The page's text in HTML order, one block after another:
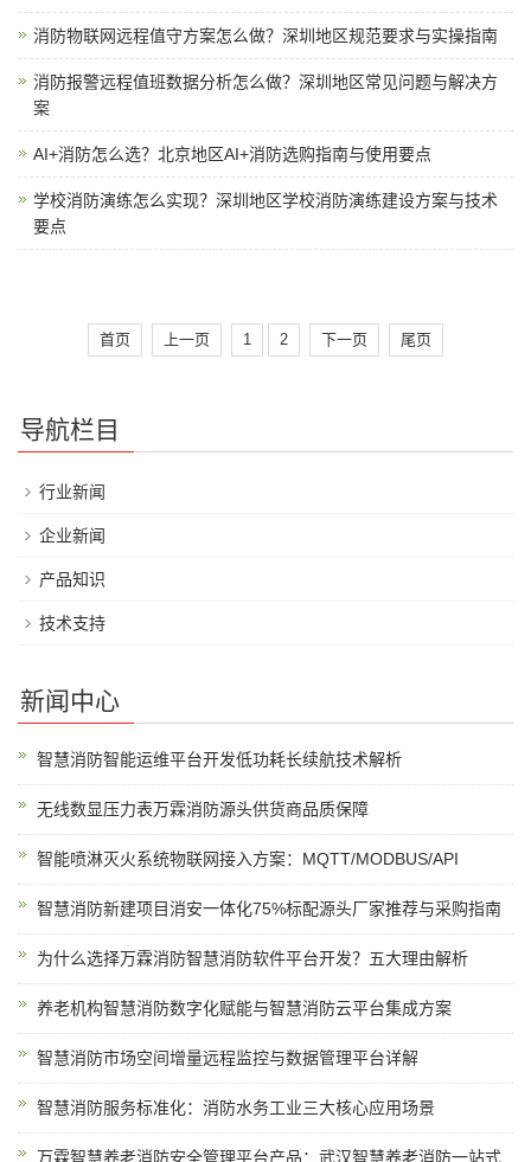
消防物联网远程值守方案怎么做？深圳地区规范要求与实操指南
消防报警远程值班数据分析怎么做？深圳地区常见问题与解决方
案
AI+消防怎么选？北京地区AI+消防选购指南与使用要点
学校消防演练怎么实现？深圳地区学校消防演练建设方案与技术
要点
首页 上一页 1 2 下一页 尾页
导航栏目
行业新闻
企业新闻
产品知识
技术支持
新闻中心
智慧消防智能运维平台开发低功耗长续航技术解析
无线数显压力表万霖消防源头供货商品质保障
智能喷淋灭火系统物联网接入方案：MQTT/MODBUS/API
智慧消防新建项目消安一体化75%标配源头厂家推荐与采购指南
为什么选择万霖消防智慧消防软件平台开发？五大理由解析
养老机构智慧消防数字化赋能与智慧消防云平台集成方案
智慧消防市场空间增量远程监控与数据管理平台详解
智慧消防服务标准化：消防水务工业三大核心应用场景
万霖智慧养老消防安全管理平台产品：武汉智慧养老消防一站式